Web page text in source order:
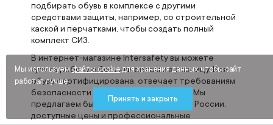
подбирать обувь в комплексе с другими
средствами защиты, например, со строительной
каской и перчатками, чтобы создать полный
комплект СИЗ.
В интернет-магазине Intersafety вы можете
купить рабочие ботинки оптом и в розницу. Вся
обувь сертифицирована, отвечает требованиям
безопасности и стандартам качества. Мы
предлагаем быструю доставку по всей России,
доступные цены и профессиональные
Мы используемфайлы cookieдля хранения данных, чтобы сайт
работал лучше
Принять и закрыть